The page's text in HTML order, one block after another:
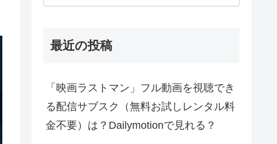
最近の投稿
「映画ラストマン」フル動画を視聴でき
る配信サブスク（無料お試しレンタル料
金不要）は？Dailymotionで見れる？